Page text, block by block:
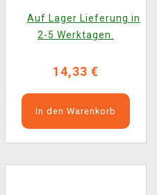
Auf Lager Lieferung in
2-5 Werktagen.
14,33 €
In den Warenkorb